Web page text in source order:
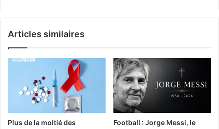
Articles similaires
Plus de la moitié des
Football : Jorge Messi, le